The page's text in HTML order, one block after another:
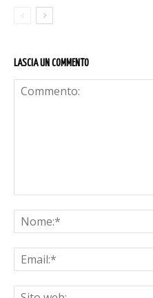
LASCIA UN COMMENTO